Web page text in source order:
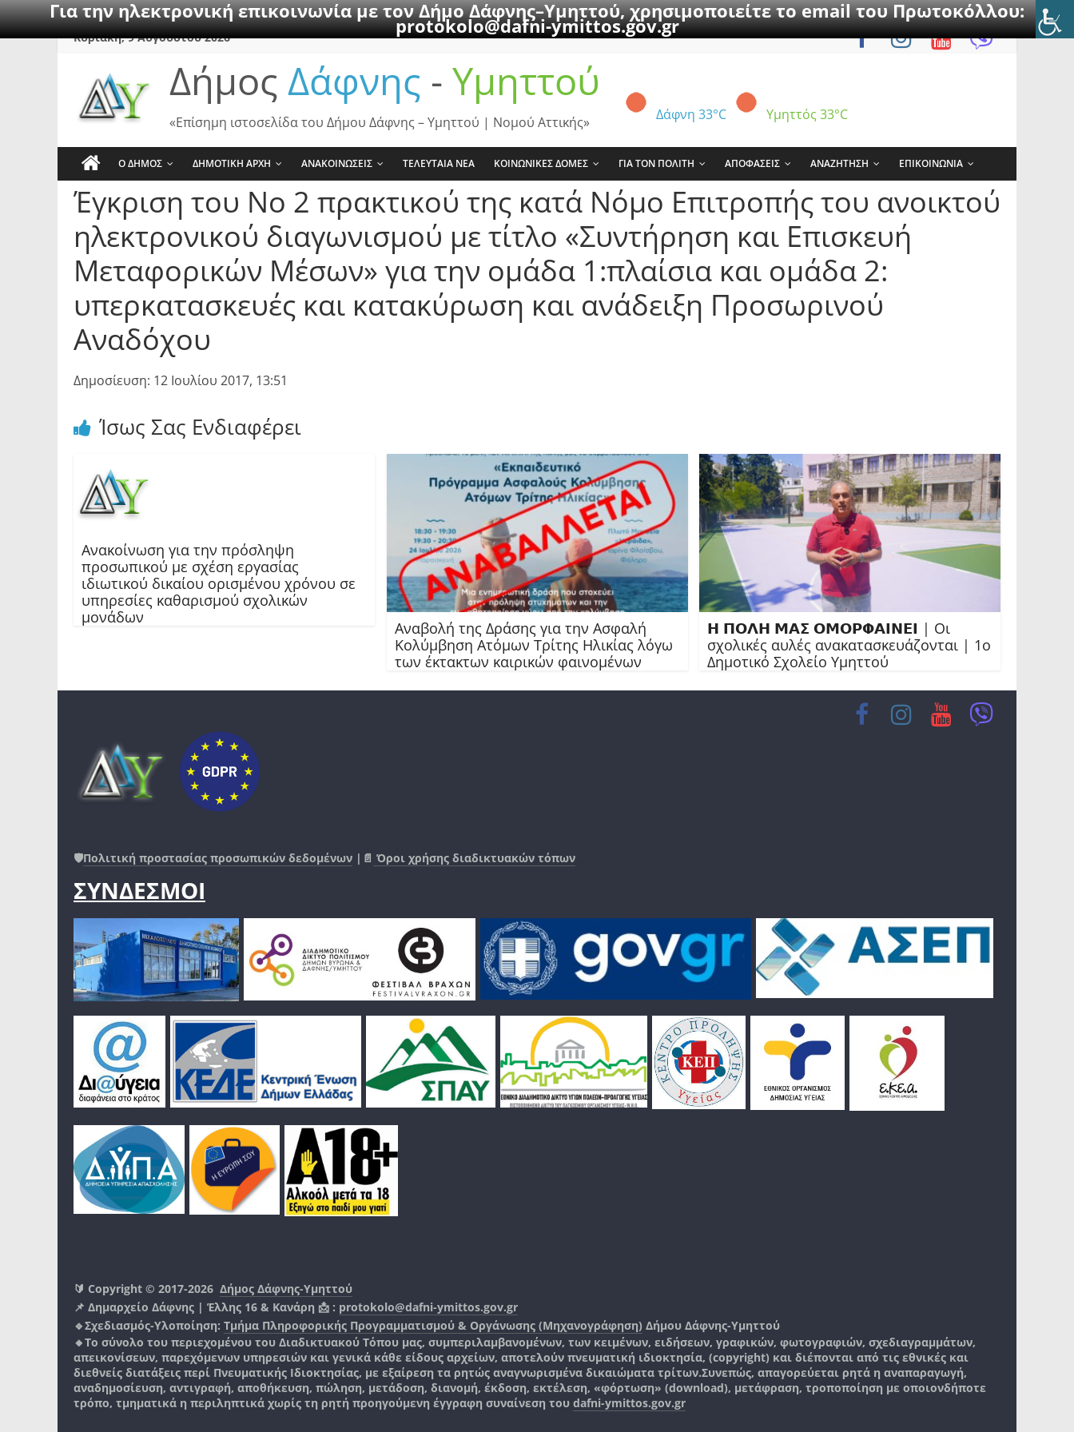
Για την ηλεκτρονική επικοινωνία με τον Δήμο Δάφνης–Υμηττού, χρησιμοποιείτε το email του Πρωτοκόλλου:
protokolo@dafni-ymittos.gov.gr
SkipΚυριακή, 9 Αυγούστου 2026
Δήμος Δάφνης - Υμηττού
Δάφνη 33°C Υμηττός 33°C
«Επίσημη ιστοσελίδα του Δήμου Δάφνης – Υμηττού | Νομού Αττικής»
Ο ΔΗΜΟΣ ΔΗΜΟΤΙΚΗ ΑΡΧΗ ΑΝΑΚΟΙΝΩΣΕΙΣ ΤΕΛΕΥΤΑΙΑ ΝΕΑ ΚΟΙΝΩΝΙΚΕΣ ΔΟΜΕΣ ΓΙΑ ΤΟΝ ΠΟΛΙΤΗ ΑΠΟΦΑΣΕΙΣ ΑΝΑΖΗΤΗΣΗ ΕΠΙΚΟΙΝΩΝΙΑ
Έγκριση του Νο 2 πρακτικού της κατά Νόμο Επιτροπής του ανοικτού
ηλεκτρονικού διαγωνισμού με τίτλο «Συντήρηση και Επισκευή
Μεταφορικών Μέσων» για την ομάδα 1:πλαίσια και ομάδα 2:
υπερκατασκευές και κατακύρωση και ανάδειξη Προσωρινού
Αναδόχου
Δημοσίευση: 12 Ιουλίου 2017, 13:51
Ίσως Σας Ενδιαφέρει
Ανακοίνωση για την πρόσληψη
προσωπικού με σχέση εργασίας
ιδιωτικού δικαίου ορισμένου χρόνου σε
υπηρεσίες καθαρισμού σχολικών
μονάδων
Αναβολή της Δράσης για την Ασφαλή
Κολύμβηση Ατόμων Τρίτης Ηλικίας λόγω
των έκτακτων καιρικών φαινομένων
𝝜 𝝥𝝤𝝠𝝜 𝝡𝝖𝝨 𝝤𝝡𝝤𝝦𝝫𝝖𝝞𝝢𝝚𝝞 | Οι
σχολικές αυλές ανακατασκευάζονται | 1ο
Δημοτικό Σχολείο Υμηττού
🛡️Πολιτική προστασίας προσωπικών δεδομένων |📄 Όροι χρήσης διαδικτυακών τόπων
ΣΥΝΔΕΣΜΟΙ
🔰 Copyright © 2017-2026 Δήμος Δάφνης-Υμηττού
📌 Δημαρχείο Δάφνης | Έλλης 16 & Κανάρη 📩 : protokolo@dafni-ymittos.gov.gr
🔹Σχεδιασμός-Υλοποίηση: Τμήμα Πληροφορικής Προγραμματισμού & Οργάνωσης (Μηχανογράφηση) Δήμου Δάφνης-Υμηττού
🔸Το σύνολο του περιεχομένου του Διαδικτυακού Τόπου μας, συμπεριλαμβανομένων, των κειμένων, ειδήσεων, γραφικών, φωτογραφιών, σχεδιαγραμμάτων,
απεικονίσεων, παρεχόμενων υπηρεσιών και γενικά κάθε είδους αρχείων, αποτελούν πνευματική ιδιοκτησία, (copyright) και διέπονται από τις εθνικές και
διεθνείς διατάξεις περί Πνευματικής Ιδιοκτησίας, με εξαίρεση τα ρητώς αναγνωρισμένα δικαιώματα τρίτων.Συνεπώς, απαγορεύεται ρητά η αναπαραγωγή,
αναδημοσίευση, αντιγραφή, αποθήκευση, πώληση, μετάδοση, διανομή, έκδοση, εκτέλεση, «φόρτωση» (download), μετάφραση, τροποποίηση με οποιονδήποτε
τρόπο, τμηματικά η περιληπτικά χωρίς τη ρητή προηγούμενη έγγραφη συναίνεση του dafni-ymittos.gov.gr